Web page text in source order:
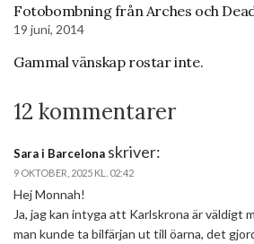
Fotobombning från Arches och
19 juni, 2014
Gammal vänskap rostar inte.
12 kommentarer
Sara i Barcelona skriver:
9 OKTOBER, 2025 KL. 02:42
Hej Monnah!
Ja, jag kan intyga att Karlskrona är väldigt
man kunde ta bilfärjan ut till öarna, det